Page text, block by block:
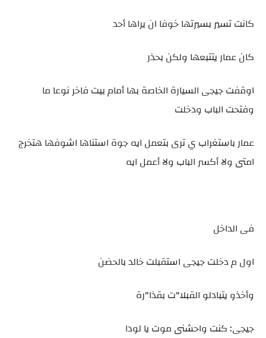
كانت تسير بسيرتها خوفا ان يراها أحد
كان عمار يتتبعها ولكن بحذر
اوقفت جيجى السيارة الخاصة بها أمام بيت فاخر نوعا ما
وفتحت الباب ودخلت
عمار باستغراب ي ترى بتعمل ايه جوة استناها اشوفها هتخرج
امتى ولا أكسر الباب ولا أعمل ايه
فى الداخل
اول م دخلت جيجى استقبلت خالد بالحضن
وأخذو يتبادلو القبلا"ت بقذا"رة
جيجى: كنت واحشنى موت يا لودا